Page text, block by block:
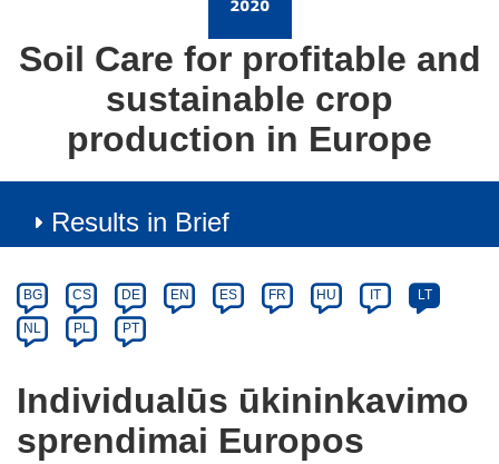
Soil Care for profitable and
sustainable crop
production in Europe
Results in Brief
Category
Article
available
in
following
BG CS DE EN ES FR HU IT LT
NL PL PT
Individualūs ūkininkavimo
sprendimai Europos